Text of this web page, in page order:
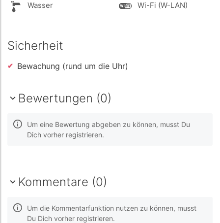
Wasser Wi-Fi (W-LAN)
Sicherheit
Bewachung (rund um die Uhr)
Bewertungen (0)
Um eine Bewertung abgeben zu können, musst Du
Dich vorher registrieren.
Kommentare (0)
Um die Kommentarfunktion nutzen zu können, musst
Du Dich vorher registrieren.